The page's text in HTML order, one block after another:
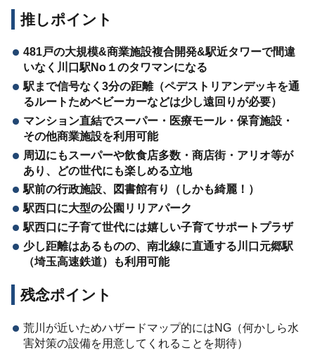
推しポイント
481戸の大規模&商業施設複合開発&駅近タワーで間違
いなく川口駅No１のタワマンになる
駅まで信号なく3分の距離（ペデストリアンデッキを通
るルートためベビーカーなどは少し遠回りが必要）
マンション直結でスーパー・医療モール・保育施設・
その他商業施設を利用可能
周辺にもスーパーや飲食店多数・商店街・アリオ等が
あり、どの世代にも楽しめる立地
駅前の行政施設、図書館有り（しかも綺麗！）
駅西口に大型の公園リリアパーク
駅西口に子育て世代には嬉しい子育てサポートプラザ
少し距離はあるものの、南北線に直通する川口元郷駅
（埼玉高速鉄道）も利用可能
残念ポイント
荒川が近いためハザードマップ的にはNG（何かしら水
害対策の設備を用意してくれることを期待）